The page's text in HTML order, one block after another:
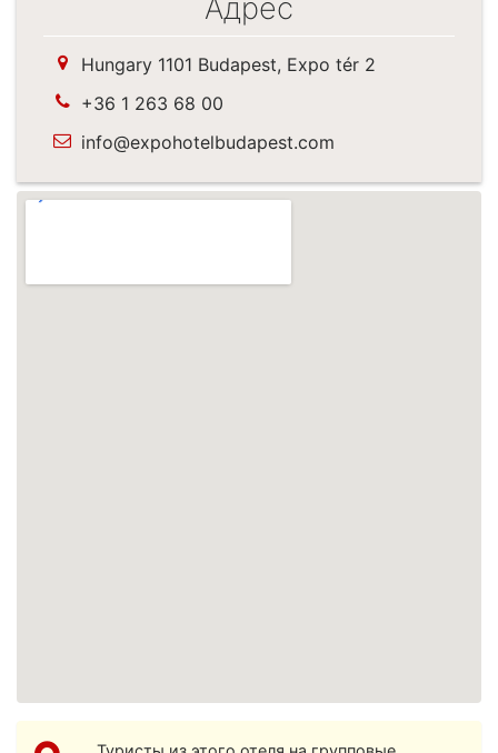
Адрес
Hungary 1101 Budapest, Expo tér 2
+36 1 263 68 00
info@expohotelbudapest.com